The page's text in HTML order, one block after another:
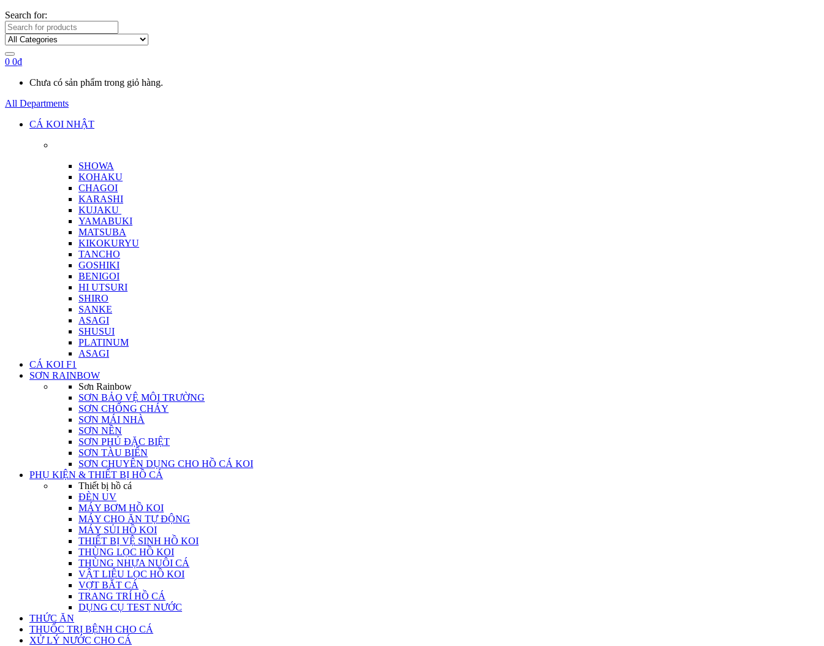
Search for:
0 0₫
Chưa có sản phẩm trong giỏ hàng.
All Departments
CÁ KOI NHẬT
SHOWA
KOHAKU
CHAGOI
KARASHI
KUJAKU
YAMABUKI
MATSUBA
KIKOKURYU
TANCHO
GOSHIKI
BENIGOI
HI UTSURI
SHIRO
SANKE
ASAGI
SHUSUI
PLATINUM
ASAGI
CÁ KOI F1
SƠN RAINBOW
Sơn Rainbow
SƠN BẢO VỆ MÔI TRƯỜNG
SƠN CHỐNG CHÁY
SƠN MÁI NHÀ
SƠN NỀN
SƠN PHỦ ĐẶC BIỆT
SƠN TÀU BIỂN
SƠN CHUYÊN DỤNG CHO HỒ CÁ KOI
PHỤ KIỆN & THIẾT BỊ HỒ CÁ
Thiết bị hồ cá
ĐÈN UV
MÁY BƠM HỒ KOI
MÁY CHO ĂN TỰ ĐỘNG
MÁY SỦI HỒ KOI
THIẾT BỊ VỆ SINH HỒ KOI
THÙNG LỌC HỒ KOI
THÙNG NHỰA NUÔI CÁ
VẬT LIỆU LỌC HỒ KOI
VỢT BẮT CÁ
TRANG TRÍ HỒ CÁ
DỤNG CỤ TEST NƯỚC
THỨC ĂN
THUỐC TRỊ BỆNH CHO CÁ
XỬ LÝ NƯỚC CHO CÁ